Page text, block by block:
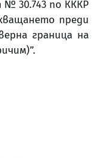
№ 30.743 по КККР
преди
граница на